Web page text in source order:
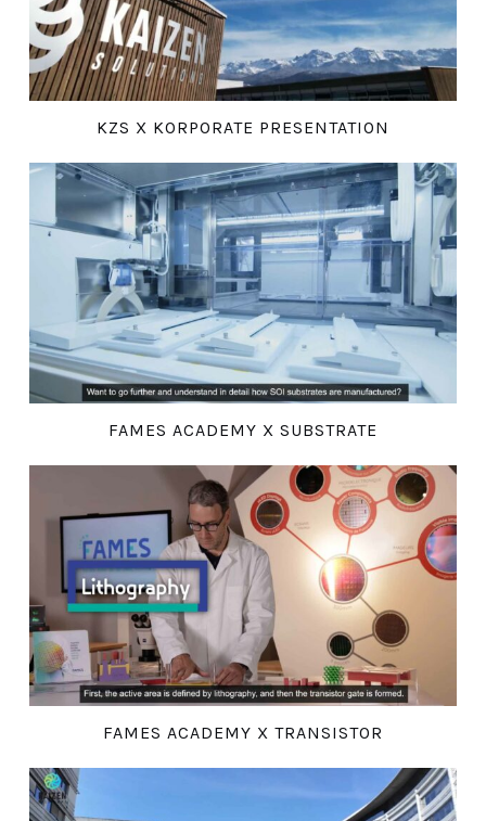
KZS X KORPORATE PRESENTATION
FAMES ACADEMY X SUBSTRATE
FAMES ACADEMY X TRANSISTOR